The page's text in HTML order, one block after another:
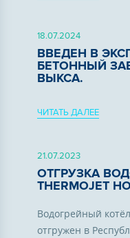
18.07.2024
ВВЕДЕН В
БЕТОННЫЙ
ВЫКСА.
ЧИТАТЬ ДАЛЕЕ
21.07.2023
ОТГРУЗКА
THERMOJET
Водогрейный котёл
отгружен в